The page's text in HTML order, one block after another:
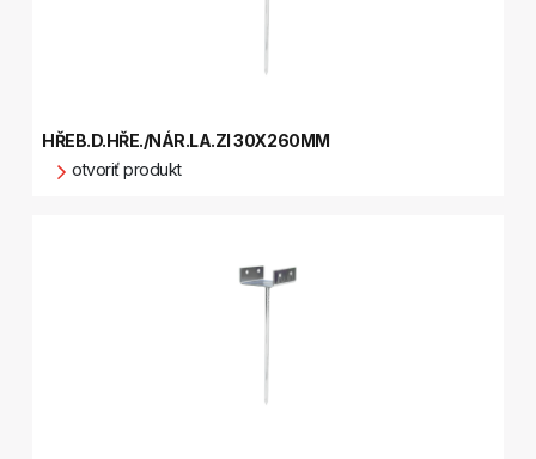
HŘEB.D.HŘE./NÁR.LA.ZI 30X260MM
otvoriť produkt